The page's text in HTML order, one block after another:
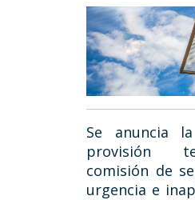
Se anuncia
provisión
comisión de
urgencia e